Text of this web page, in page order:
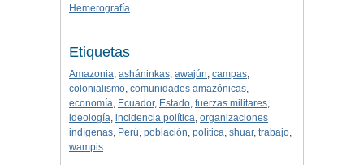
Hemerografía
Etiquetas
Amazonia, asháninkas, awajún, campas,
colonialismo, comunidades amazónicas,
economía, Ecuador, Estado, fuerzas militares,
ideología, incidencia política, organizaciones
indígenas, Perú, población, política, shuar, trabajo,
wampis